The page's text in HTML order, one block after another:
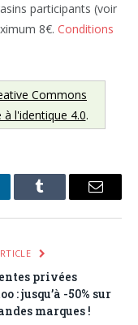
participants (voir
8€. Conditions
Commons
l'identique 4.0.
Tumblr Email
privées
: jusqu’à -50% sur
marques !